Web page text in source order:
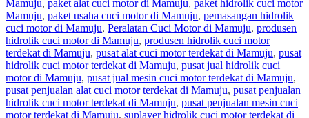
Mamuju, paket alat cuci motor di Mamuju, paket hidrolik cuci motor
Mamuju, paket usaha cuci motor di Mamuju, pemasangan hidrolik
cuci motor di Mamuju, Peralatan Cuci Motor di Mamuju, produsen
hidrolik cuci motor di Mamuju, produsen hidrolik cuci motor
terdekat di Mamuju, pusat alat cuci motor terdekat di Mamuju, pusat
hidrolik cuci motor terdekat di Mamuju, pusat jual hidrolik cuci
motor di Mamuju, pusat jual mesin cuci motor terdekat di Mamuju,
pusat penjualan alat cuci motor terdekat di Mamuju, pusat penjualan
hidrolik cuci motor terdekat di Mamuju, pusat penjualan mesin cuci
motor terdekat di Mamuju, suplayer hidrolik cuci motor terdekat di